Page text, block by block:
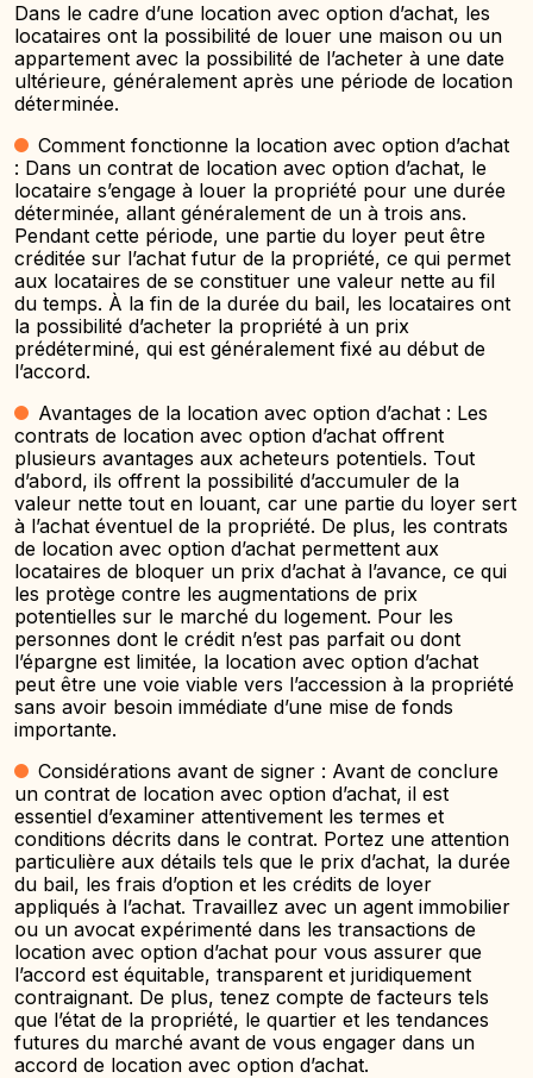
Dans le cadre d’une location avec option d’achat, les
locataires ont la possibilité de louer une maison ou un
appartement avec la possibilité de l’acheter à une date
ultérieure, généralement après une période de location
déterminée.
Comment fonctionne la location avec option d’achat
: Dans un contrat de location avec option d’achat, le
locataire s’engage à louer la propriété pour une durée
déterminée, allant généralement de un à trois ans.
Pendant cette période, une partie du loyer peut être
créditée sur l’achat futur de la propriété, ce qui permet
aux locataires de se constituer une valeur nette au fil
du temps. À la fin de la durée du bail, les locataires ont
la possibilité d’acheter la propriété à un prix
prédéterminé, qui est généralement fixé au début de
l’accord.
Avantages de la location avec option d’achat : Les
contrats de location avec option d’achat offrent
plusieurs avantages aux acheteurs potentiels. Tout
d’abord, ils offrent la possibilité d’accumuler de la
valeur nette tout en louant, car une partie du loyer sert
à l’achat éventuel de la propriété. De plus, les contrats
de location avec option d’achat permettent aux
locataires de bloquer un prix d’achat à l’avance, ce qui
les protège contre les augmentations de prix
potentielles sur le marché du logement. Pour les
personnes dont le crédit n’est pas parfait ou dont
l’épargne est limitée, la location avec option d’achat
peut être une voie viable vers l’accession à la propriété
sans avoir besoin immédiate d’une mise de fonds
importante.
Considérations avant de signer : Avant de conclure
un contrat de location avec option d’achat, il est
essentiel d’examiner attentivement les termes et
conditions décrits dans le contrat. Portez une attention
particulière aux détails tels que le prix d’achat, la durée
du bail, les frais d’option et les crédits de loyer
appliqués à l’achat. Travaillez avec un agent immobilier
ou un avocat expérimenté dans les transactions de
location avec option d’achat pour vous assurer que
l’accord est équitable, transparent et juridiquement
contraignant. De plus, tenez compte de facteurs tels
que l’état de la propriété, le quartier et les tendances
futures du marché avant de vous engager dans un
accord de location avec option d’achat.